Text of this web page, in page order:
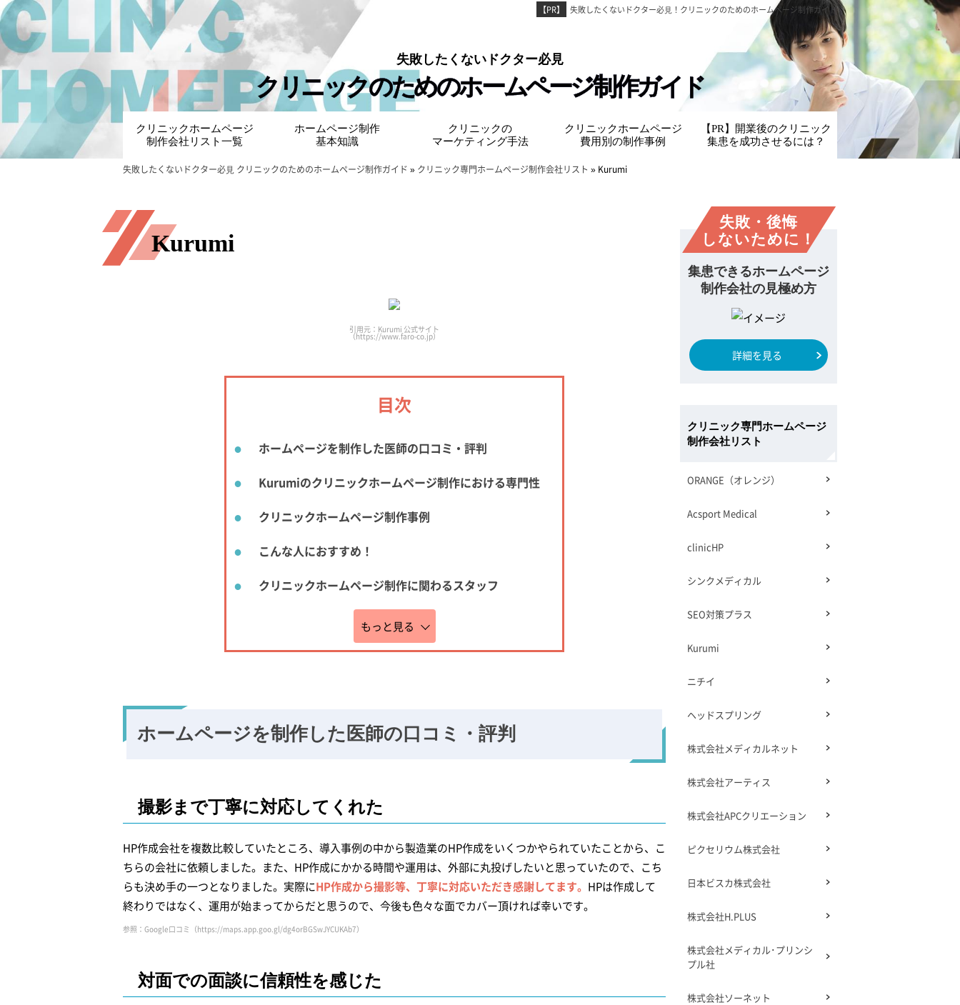
【PR】 失敗したくないドクター必⾒！ クリニックのためのホームページ制作ガイド
失敗したくないドクター必⾒
クリニックのためのホームページ制作ガイド
クリニックホームページ
制作会社リスト一覧
ホームページ制作
基本知識
クリニックの
マーケティング手法
クリニックホームページ
費用別の制作事例
【PR】開業後のクリニック
集患を成功させるには？
失敗したくないドクター必⾒ クリニックのためのホームページ制作ガイド » クリニック専門ホームページ制作会社リスト » Kurumi
Kurumi
引用元：Kurumi 公式サイト
（https://www.faro-co.jp）
目次
ホームページを制作した医師の口コミ・評判
Kurumiのクリニックホームページ制作における専門性
クリニックホームページ制作事例
こんな人におすすめ！
クリニックホームページ制作に関わるスタッフ
もっと見る
ホームページを制作した 医師の口コミ・評判
撮影まで丁寧に対応してくれた
HP作成会社を複数比較していたところ、導入事例の中から製造業のHP作成をいくつかやられていたことから、こ
ちらの会社に依頼しました。また、HP作成にかかる時間や運用は、外部に丸投げしたいと思っていたので、こち
らも決め手の一つとなりました。実際にHP作成から撮影等、丁寧に対応いただき感謝してます。 HPは作成して
終わりではなく、運用が始まってからだと思うので、今後も色々な面でカバー頂ければ幸いです。
参照：Google口コミ（https://maps.app.goo.gl/dg4orBGSwJYCUKAb7）
対面での面談に信頼性を感じた
失敗・後悔
しないために！
集患できるホームページ
制作会社の見極め方
詳細を見る
クリニック専門ホームページ
制作会社リスト
ORANGE（オレンジ）
Acsport Medical
clinicHP
シンクメディカル
SEO対策プラス
Kurumi
ニチイ
ヘッドスプリング
株式会社メディカルネット
株式会社アーティス
株式会社APCクリエーション
ピクセリウム株式会社
日本ビスカ株式会社
株式会社H.PLUS
株式会社メディカル･プリンシ
プル社
株式会社ソーネット